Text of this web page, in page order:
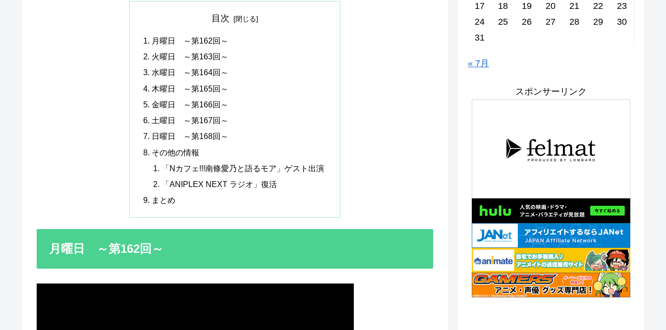
目次
月曜日 ～第162回～
火曜日 ～第163回～
水曜日 ～第164回～
木曜日 ～第165回～
金曜日 ～第166回～
土曜日 ～第167回～
日曜日 ～第168回～
その他の情報
「Nカフェ!!!南條愛乃と語るモア」ゲスト出演
「ANIPLEX NEXT ラジオ」復活
まとめ
月曜日 ～第162回～
17
18 19 20 21 22
23
24
25 26 27 28 29
30
31
« 7月
スポンサーリンク